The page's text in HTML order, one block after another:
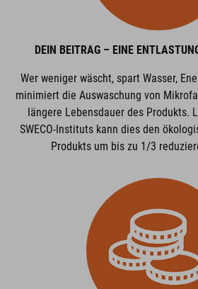
DEIN BEITRAG – EINE
Wer weniger wäscht, spart Wasser,
minimiert die Auswaschung von
längere Lebensdauer des Produkts.
SWECO-Instituts kann dies den
Produkts um bis zu 1/3